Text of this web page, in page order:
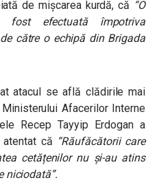
de mișcarea kurdă, că “O
efectuată împotriva
către o echipă din Brigada
atacul se află clădirile mai
Afacerilor Interne
Recep Tayyip Erdogan a
că “Răufăcătorii care
cetățenilor nu și-au atins
niciodată”.